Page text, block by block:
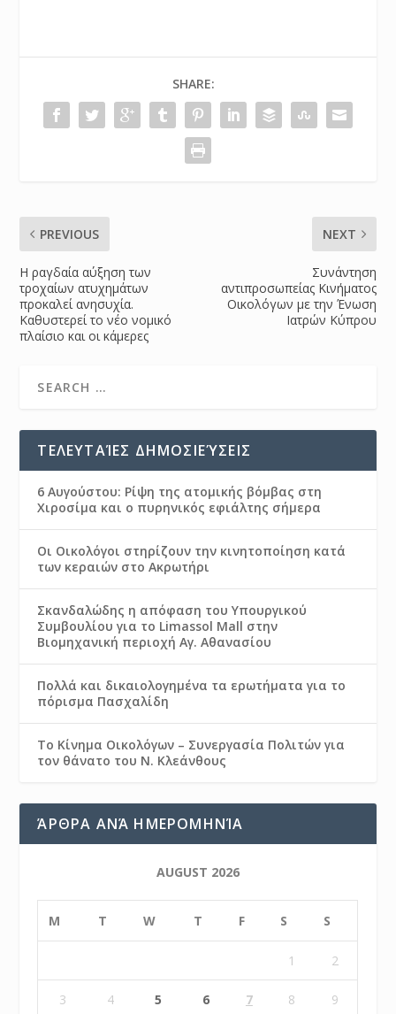
SHARE:
PREVIOUS
Η ραγδαία αύξηση των
τροχαίων ατυχημάτων
προκαλεί ανησυχία.
Καθυστερεί το νέο νομικό
πλαίσιο και οι κάμερες
NEXT
Συνάντηση
αντιπροσωπείας Κινήματος
Οικολόγων με την Ένωση
Ιατρών Κύπρου
ΤΕΛΕΥΤΑΊΕΣ ΔΗΜΟΣΙΕΎΣΕΙΣ
6 Αυγούστου: Ρίψη της ατομικής βόμβας στη
Χιροσίμα και ο πυρηνικός εφιάλτης σήμερα
Οι Οικολόγοι στηρίζουν την κινητοποίηση κατά
των κεραιών στο Ακρωτήρι
Σκανδαλώδης η απόφαση του Υπουργικού
Συμβουλίου για το Limassol Mall στην
Βιομηχανική περιοχή Αγ. Αθανασίου
Πολλά και δικαιολογημένα τα ερωτήματα για το
πόρισμα Πασχαλίδη
Το Κίνημα Οικολόγων – Συνεργασία Πολιτών για
τον θάνατο του Ν. Κλεάνθους
ΆΡΘΡΑ ΑΝΆ ΗΜΕΡΟΜΗΝΊΑ
AUGUST 2026
M T W T F S S
1 2
3 4 5 6 7 8 9